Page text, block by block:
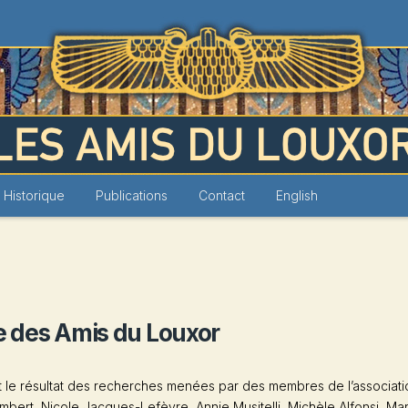
Historique Publications Contact English
des Amis du Louxor
le résultat des recherches menées par des membres de